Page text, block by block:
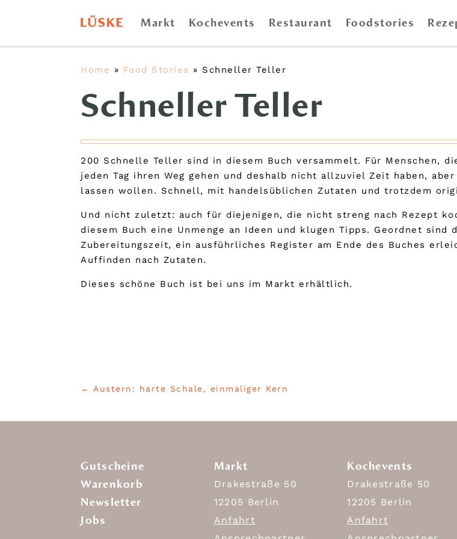
Markt Kochevents Restaurant Foodstories
Home » Food Stories » Schneller Teller
Schneller Teller
200 Schnelle Teller sind in diesem Buch versammelt. Für Menschen,
jeden Tag ihren Weg gehen und deshalb nicht allzuviel Zeit haben,
lassen wollen. Schnell, mit handelsüblichen Zutaten und trotzdem
Und nicht zuletzt: auch für diejenigen, die nicht streng nach Rezept
diesem Buch eine Unmenge an Ideen und klugen Tipps. Geordnet sind
Zubereitungszeit, ein ausführliches Register am Ende des Buches
Auffinden nach Zutaten.
Dieses schöne Buch ist bei uns im Markt erhältlich.
←Austern: harte Schale, einmaliger Kern
Gutscheine
Warenkorb
Newsletter
Jobs
Markt
Drakestraße 50
12205 Berlin
Anfahrt
Kochevents
Drakestraße 50
12205 Berlin
Anfahrt